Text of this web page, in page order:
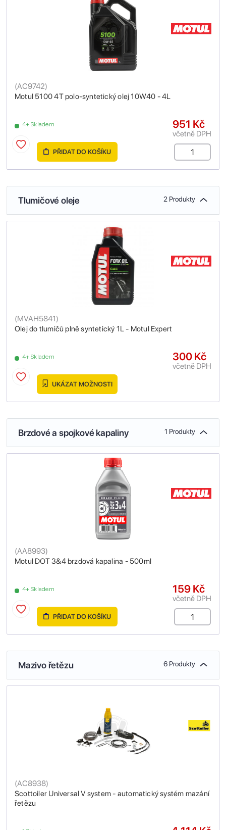
Motul 5100 4T polo-syntetický olej 10W40 - 4L
(AC9742)
4+ Skladem 951 Kč
včetně DPH
PŘIDAT DO KOŠÍKU
Tlumičové oleje 2 Produkty
Olej do tlumičů plně syntetický 1L - Motul Expert
(MVAH5841)
4+ Skladem 300 Kč
včetně DPH
UKÁZAT MOŽNOSTI
Brzdové a spojkové kapaliny 1 Produkty
Motul DOT 3&4 brzdová kapalina - 500ml
(AA8993)
4+ Skladem 159 Kč
včetně DPH
PŘIDAT DO KOŠÍKU
Mazivo řetězu 6 Produkty
Scottoiler Universal V system - automatický systém mazání
řetězu
(AC8938)